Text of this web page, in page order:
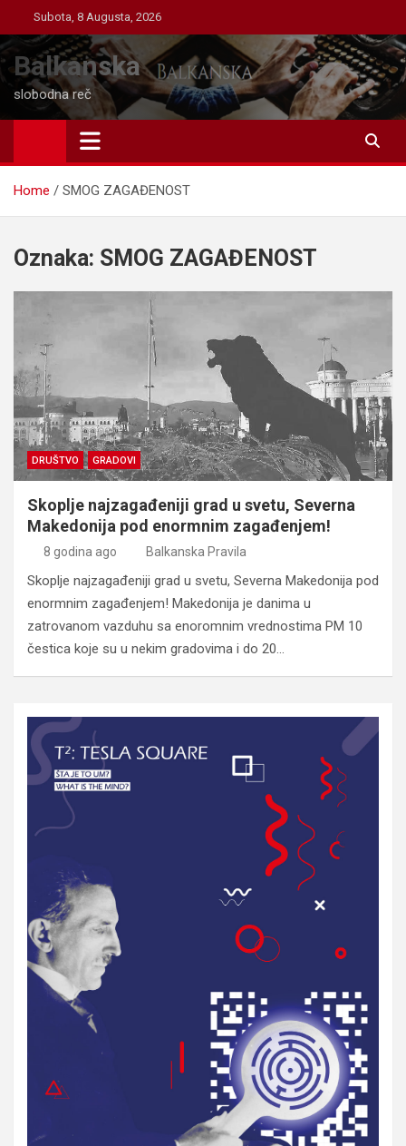
to
content
Subota, 8 Augusta, 2026
Balkanska
slobodna reč
Home SMOG ZAGAĐENOST
Oznaka: SMOG ZAGAĐENOST
DRUŠTVO GRADOVI
Skoplje najzagađeniji grad u svetu, Severna
Makedonija pod enormnim zagađenjem!
8 godina ago Balkanska Pravila
Skoplje najzagađeniji grad u svetu, Severna Makedonija pod
enormnim zagađenjem! Makedonija je danima u
zatrovanom vazduhu sa enoromnim vrednostima PM 10
čestica koje su u nekim gradovima i do 20…